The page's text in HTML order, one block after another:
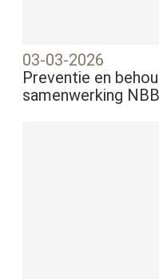
03-03-2026
Preventie en
samenwerking